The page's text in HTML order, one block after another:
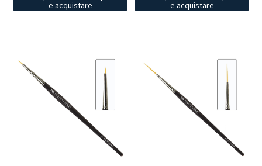
e acquistare
e acquistare